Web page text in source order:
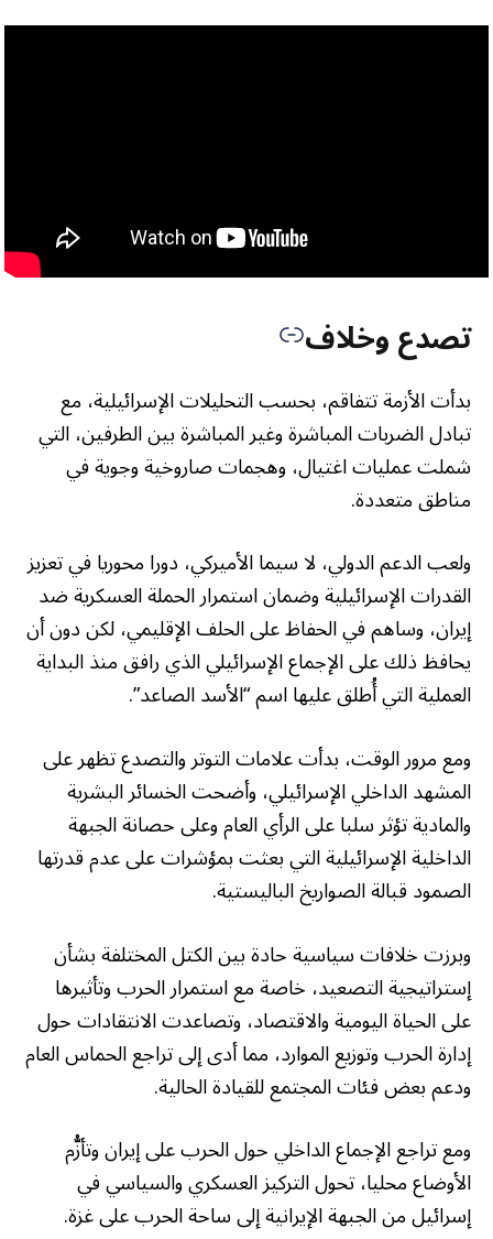
تصدع وخلاف
بدأت الأزمة تتفاقم، بحسب التحليلات الإسرائيلية، مع
تبادل الضربات المباشرة وغير المباشرة بين الطرفين، التي
شملت عمليات اغتيال، وهجمات صاروخية وجوية في
مناطق متعددة.
ولعب الدعم الدولي، لا سيما الأميركي، دورا محوريا في تعزيز
القدرات الإسرائيلية وضمان استمرار الحملة العسكرية ضد
إيران، وساهم في الحفاظ على الحلف الإقليمي، لكن دون أن
يحافظ ذلك على الإجماع الإسرائيلي الذي رافق منذ البداية
العملية التي أُطلق عليها اسم “الأسد الصاعد”.
ومع مرور الوقت، بدأت علامات التوتر والتصدع تظهر على
المشهد الداخلي الإسرائيلي، وأضحت الخسائر البشرية
والمادية تؤثر سلبا على الرأي العام وعلى حصانة الجبهة
الداخلية الإسرائيلية التي بعثت بمؤشرات على عدم قدرتها
الصمود قبالة الصواريخ الباليستية.
وبرزت خلافات سياسية حادة بين الكتل المختلفة بشأن
إستراتيجية التصعيد، خاصة مع استمرار الحرب وتأثيرها
على الحياة اليومية والاقتصاد، وتصاعدت الانتقادات حول
إدارة الحرب وتوزيع الموارد، مما أدى إلى تراجع الحماس العام
ودعم بعض فئات المجتمع للقيادة الحالية.
ومع تراجع الإجماع الداخلي حول الحرب على إيران وتأزُّم
الأوضاع محليا، تحول التركيز العسكري والسياسي في
إسرائيل من الجبهة الإيرانية إلى ساحة الحرب على غزة.